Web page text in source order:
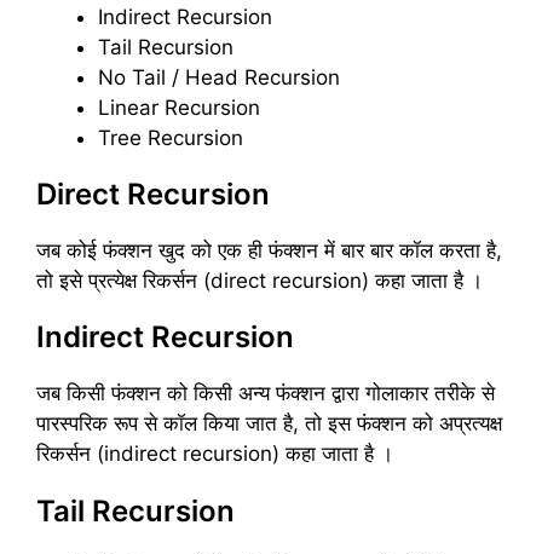
Indirect Recursion
Tail Recursion
No Tail / Head Recursion
Linear Recursion
Tree Recursion
Direct Recursion
जब कोई फंक्शन खुद को एक ही फंक्शन में बार बार कॉल करता है,
तो इसे प्रत्येक्ष रिकर्सन (direct recursion) कहा जाता है ।
Indirect Recursion
जब किसी फंक्शन को किसी अन्य फंक्शन द्वारा गोलाकार तरीके से
पारस्परिक रूप से कॉल किया जात है, तो इस फंक्शन को अप्रत्यक्ष
रिकर्सन (indirect recursion) कहा जाता है ।
Tail Recursion